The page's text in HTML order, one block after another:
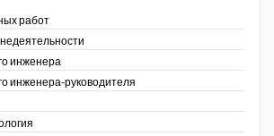
работ
инженера
инженера-руководителя
Минеральные ресурсы России
Недропользование XXI век
Нефтегазовые технологии